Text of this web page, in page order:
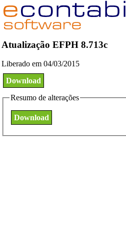
Atualização EFPH 8.713c
Liberado em 04/03/2015
Download
Resumo de alterações
Download